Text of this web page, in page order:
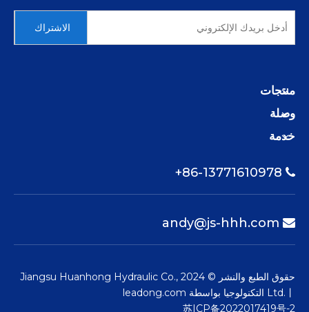
الاشتراك
منتجات
وصلة
خدمة


حقوق الطبع والنشر © 2024 Jiangsu Huanhong Hydraulic Co.,
Ltd.丨 التكنولوجيا بواسطة
leadong.com
苏ICP备2022017419号-2